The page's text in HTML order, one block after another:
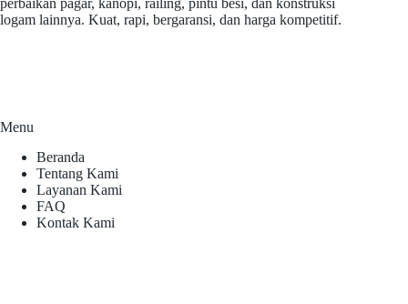
perbaikan pagar, kanopi, railing, pintu besi, dan konstruksi
logam lainnya. Kuat, rapi, bergaransi, dan harga kompetitif.
Menu
Beranda
Tentang Kami
Layanan Kami
FAQ
Kontak Kami